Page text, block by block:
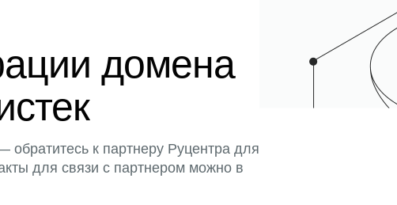
домена
к партнеру Руцентра для
для связи с партнером можно в